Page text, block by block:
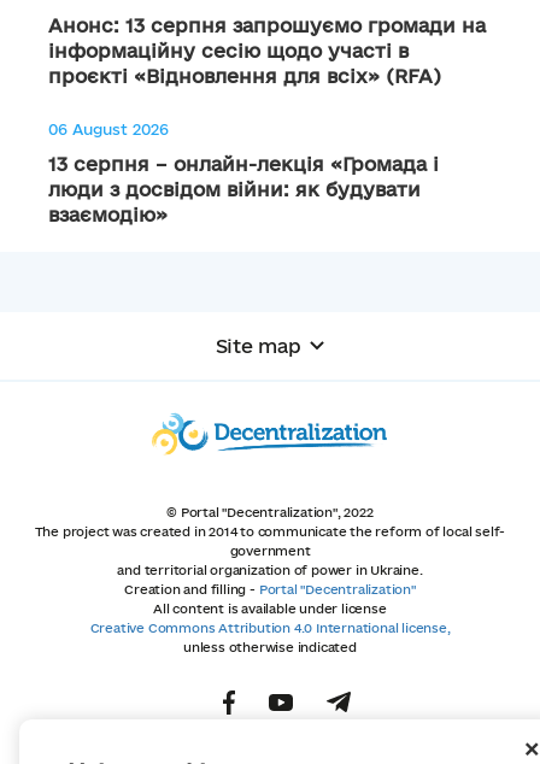
Анонс: 13 серпня запрошуємо громади на
інформаційну сесію щодо участі в
проєкті «Відновлення для всіх» (RFA)
06 August 2026
13 серпня – онлайн-лекція «Громада і
люди з досвідом війни: як будувати
взаємодію»
Site map
© Portal "Decentralization", 2022
The project was created in 2014 to communicate the reform of local self-
government
and territorial organization of power in Ukraine.
Creation and filling - Portal "Decentralization"
All content is available under license
Creative Commons Attribution 4.0 International license,
unless otherwise indicated